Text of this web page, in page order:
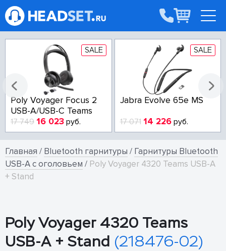
SALE
Poly Voyager Focus 2
USB-A/USB-C Teams
17 749 16 023 руб.
SALE
Jabra Evolve 65e MS
17 071 14 226руб.
Главная / Bluetooth гарнитуры / Гарнитуры Bluetooth
USB-A с оголовьем / Poly Voyager 4320 Teams USB-A
+ Stand
Poly Voyager 4320 Teams
USB-A + Stand (218476-02)